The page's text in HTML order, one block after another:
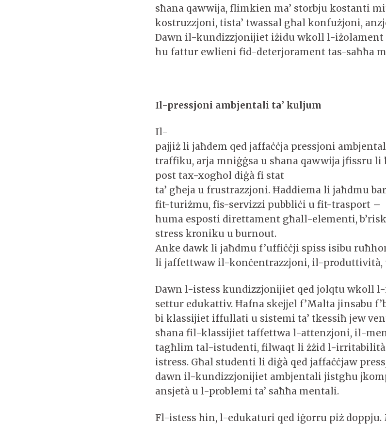
sħana qawwija, flimkien ma’ storbju kostanti
kostruzzjoni, tista’ twassal għal konfużjoni,
Dawn il-kundizzjonijiet iżidu wkoll l-iżolament
hu fattur ewlieni fid-deterjorament tas-saħħa
Il-pressjoni ambjentali ta’ kuljum
Il-
pajjiż li jaħdem qed jaffaċċja pressjoni
traffiku, arja mniġġsa u sħana qawwija jfissru
post tax-xogħol diġà fi stat
ta’ għeja u frustrazzjoni. Ħaddiema li jaħdmu
fit-turiżmu, fis-servizzi pubbliċi u fit-trasport –
huma esposti direttament għall-elementi,
stress kroniku u burnout.
Anke dawk li jaħdmu f’uffiċċji spiss isibu
li jaffettwaw il-konċentrazzjoni, il-produttività,
Dawn l-istess kundizzjonijiet qed jolqtu wkoll
settur edukattiv. Ħafna skejjel f’Malta jinsabu
bi klassijiet iffullati u sistemi ta’ tkessiħ jew
sħana fil-klassijiet taffettwa l-attenzjoni, il-
tagħlim tal-istudenti, filwaqt li żżid l-
istress. Għal studenti li diġà qed jaffaċċjaw
dawn il-kundizzjonijiet ambjentali jistgħu
ansjetà u l-problemi ta’ saħħa mentali.
Fl-istess ħin, l-edukaturi qed iġorru piż doppju.